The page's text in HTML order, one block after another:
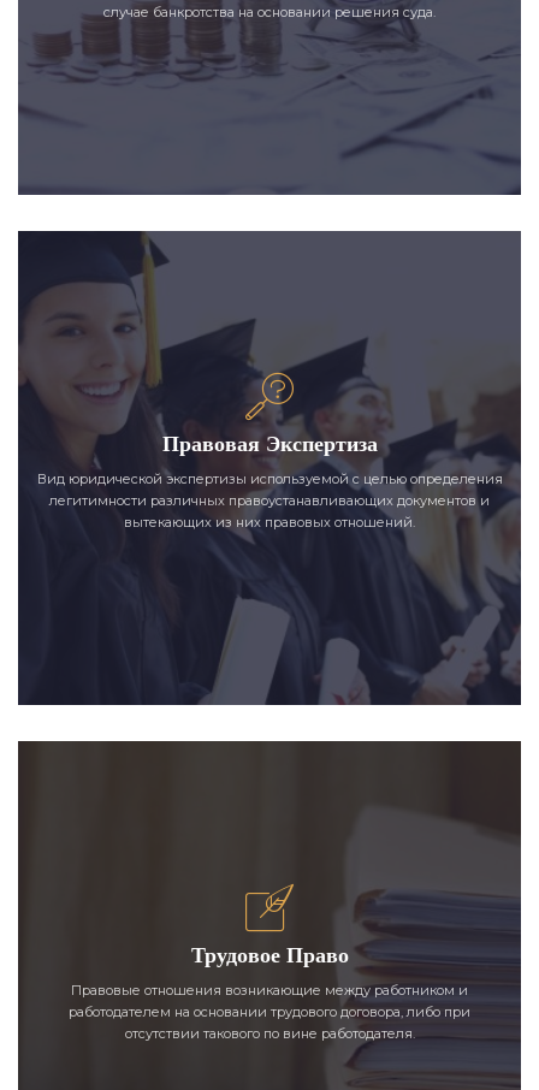
случае банкротства на основании решения суда.
Правовая Экспертиза
Вид юридической экспертизы используемой с целью определения
легитимности различных правоустанавливающих документов и
вытекающих из них правовых отношений.
Трудовое Право
Правовые отношения возникающие между работником и
работодателем на основании трудового договора, либо при
отсутствии такового по вине работодателя.